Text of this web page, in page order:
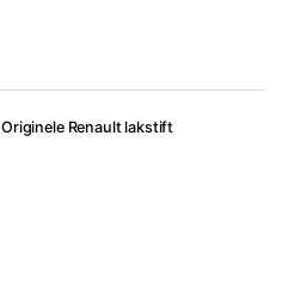
Originele Renault lakstift